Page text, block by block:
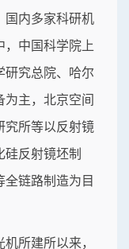
国内多家科研机
，中国科学院上
研究总院、哈尔
主，北京空间
究所等以反射镜
反射镜坯制
链路制造为目
所建所以来，